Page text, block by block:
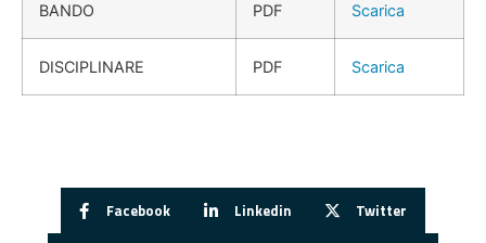
BANDO PDF Scarica
DISCIPLINARE PDF Scarica
Facebook Linkedin Twitter